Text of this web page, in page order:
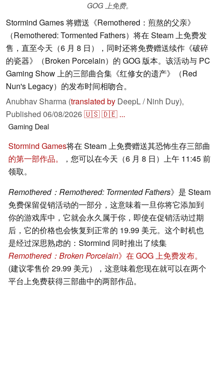
GOG 上免费。
Stormind Games 将赠送《Remothered：煎熬的父亲》
（Remothered: Tormented Fathers）将在 Steam 上免费发
售，直至今天（6 月 8 日），同时还将免费赠送续作《破碎
的瓷器》（Broken Porcelain）的 GOG 版本。该活动与 PC
Gaming Show 上的三部曲合集《红修女的遗产》（Red
Nun's Legacy）的发布时间相吻合。
Anubhav Sharma (translated by DeepL / Ninh Duy),
Published 06/08/2026🇺🇸🇩🇪 ...
Gaming Deal
Stormind Games将在 Steam 上免费赠送其恐怖生存三部曲
的第一部作品。
，您可以在今天（6 月 8 日）上午 11:45 前
领取。
Remothered：Remothered: Tormented Fathers》是 Steam
免费保留促销活动的一部分，这意味着一旦你将它添加到
你的游戏库中，它就会永久属于你，即使在促销活动过期
后，它的价格也会恢复到正常的 19.99 美元。这个时机也
是经过深思熟虑的：Stormind 同时推出了续集
Remothered：Broken Porcelain》在 GOG 上免费发布。
(建议零售价 29.99 美元），这意味着您现在就可以在两个
平台上免费获得三部曲中的两部作品。